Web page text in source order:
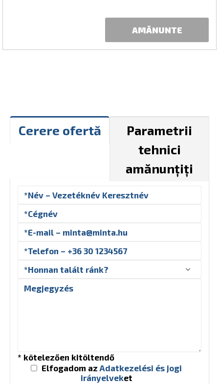
AMĂNUNTE
Cerere ofertă
Parametrii
tehnici
amănunțiți
* kötelezően kitöltendő
Elfogadom az Adatkezelési és jogi
irányelveket